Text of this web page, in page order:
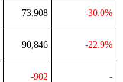
73,908 -30.0%
90,846 -22.9%
-902 -